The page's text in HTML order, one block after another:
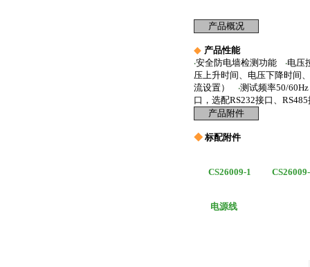
产品概况
◆ 产品性能
·安全防电墙检测功能 ·电压
压上升时间、电压下降时间
流设置）
·测试频率50/
口，选配RS232接口、
产品附件
◆ 标配附件
CS26009-1
电源线